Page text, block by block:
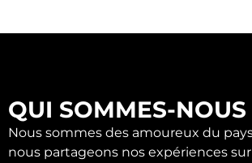
QUI SOMMES-NOUS
Nous sommes des amoureux du
nous partageons nos expériences